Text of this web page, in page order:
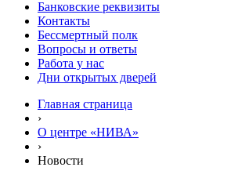
Банковские реквизиты
Контакты
Бессмертный полк
Вопросы и ответы
Работа у нас
Дни открытых дверей
Главная страница
›
О центре «НИВА»
›
Новости